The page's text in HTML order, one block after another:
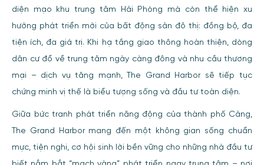
diện mạo khu trung tâm Hải Phòng mà còn thể hiện xu
hướng phát triển mới của bất động sản đô thị: đồng bộ, đa
tiện ích, đa giá trị. Khi hạ tầng giao thông hoàn thiện, dòng
dân cư đổ về trung tâm ngày càng đông và nhu cầu thương
mại – dịch vụ tăng mạnh, The Grand Harbor sẽ tiếp tục
chứng minh vị thế là biểu tượng sống và đầu tư toàn diện.
Giữa bức tranh phát triển năng động của thành phố Cảng,
The Grand Harbor mang đến một không gian sống chuẩn
mực, tiện nghi, cơ hội sinh lời bền vững cho những nhà đầu tư